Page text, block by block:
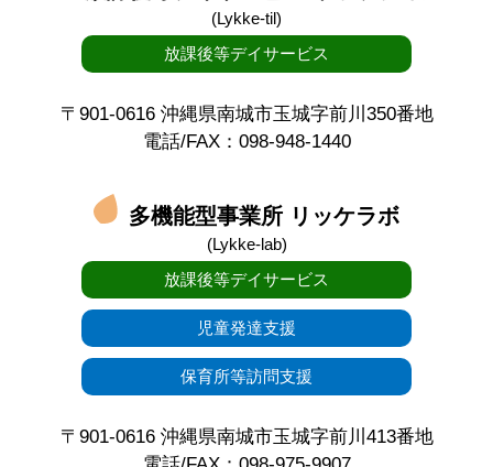
(Lykke-til)
放課後等デイサービス
〒901-0616 沖縄県南城市玉城字前川350番地
電話/FAX：098-948-1440
多機能型事業所 リッケラボ
(Lykke-lab)
放課後等デイサービス
児童発達支援
保育所等訪問支援
〒901-0616 沖縄県南城市玉城字前川413番地